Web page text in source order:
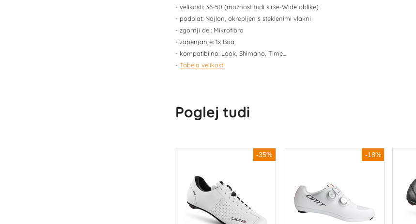
- velikosti: 36-50 (možnost tudi širše-Wide oblike)
- podplat: Najlon, okrepljen s steklenimi vlakni
- zgornji del: Mikrofibra
- zapenjanje: 1x Boa,
- kompatibilno: Look, Shimano, Time...
- Tabela velikosti
Poglej tudi
-35% -18%